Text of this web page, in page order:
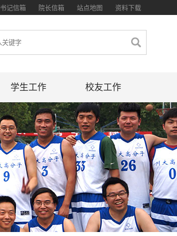
资料下载
站点地图
院长信箱
书记信箱
学生工作 校友工作